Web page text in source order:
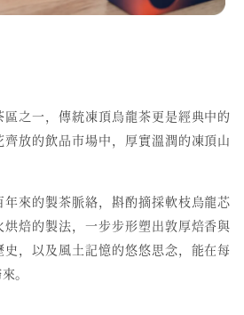
之一，傳統凍頂烏龍茶更是經典中的
放的飲品市場中，厚實溫潤的凍頂山
年來的製茶脈絡，斟酌摘採軟枝烏龍芯
焙的製法，一步步形塑出敦厚焙香與
，以及風土記憶的悠悠思念，能在每
。